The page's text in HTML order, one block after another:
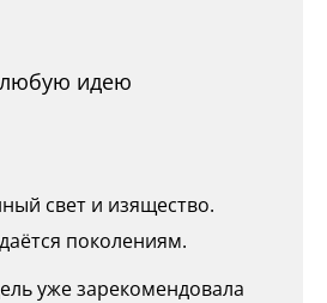
любую идею
свет и изящество.
поколениям.
уже зарекомендовала